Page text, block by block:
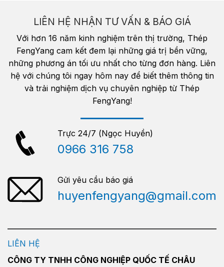
LIÊN HỆ NHẬN TƯ VẤN & BÁO GIÁ
Với hơn 16 năm kinh nghiệm trên thị trường, Thép
FengYang cam kết đem lại những giá trị bền vững,
những phương án tối ưu nhất cho từng đơn hàng. Liên
hệ với chúng tôi ngay hôm nay để biết thêm thông tin
và trải nghiệm dịch vụ chuyên nghiệp từ Thép
FengYang!
Trực 24/7 (Ngọc Huyền)
0966 316 758
Gửi yêu cầu báo giá
huyenfengyang@gmail.com
LIÊN HỆ
CÔNG TY TNHH CÔNG NGHIỆP QUỐC TẾ CHÂU